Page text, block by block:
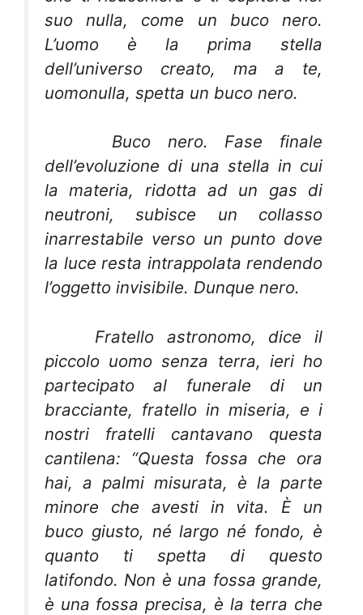
suo nulla, come un buco nero.
L’uomo è la prima stella
dell’universo creato, ma a te,
uomonulla, spetta un buco nero.
Buco nero. Fase finale
dell’evoluzione di una stella in cui
la materia, ridotta ad un gas di
neutroni, subisce un collasso
inarrestabile verso un punto dove
la luce resta intrappolata rendendo
l’oggetto invisibile. Dunque nero.
Fratello astronomo, dice il
piccolo uomo senza terra, ieri ho
partecipato al funerale di un
bracciante, fratello in miseria, e i
nostri fratelli cantavano questa
cantilena: “Questa fossa che ora
hai, a palmi misurata, è la parte
minore che avesti in vita. È un
buco giusto, né largo né fondo, è
quanto ti spetta di questo
latifondo. Non è una fossa grande,
è una fossa precisa, è la terra che